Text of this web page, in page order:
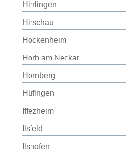
Hirrlingen
Hirschau
Hockenheim
Horb am Neckar
Hornberg
Hüfingen
Iffezheim
Ilsfeld
Ilshofen